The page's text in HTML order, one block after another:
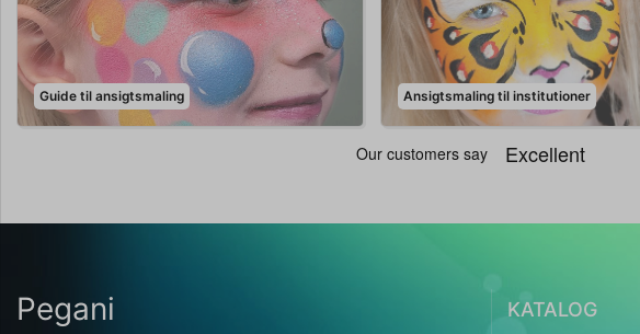
Guide til ansigtsmaling Ansigtsmaling til institutioner
Pegani KATALOG